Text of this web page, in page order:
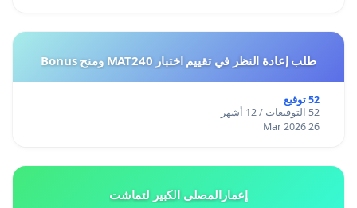
طلب إعادة النظر في تقييم اختبار MAT240 ومنح Bonus
52 توقيع
52 التوقيعات / 12 أشهر
26 Mar 2026
إعمارالمصلى الكبير لتماشت